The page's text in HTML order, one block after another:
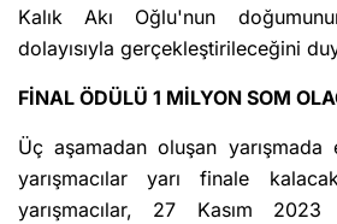
Kalık Akı Oğlu'nun
dolayısıyla gerçekleştirileceğini
FİNAL ÖDÜLÜ 1 MİLYON SOM
Üç aşamadan oluşan yarışmada
yarışmacılar yarı finale
yarışmacılar, 27 Kasım